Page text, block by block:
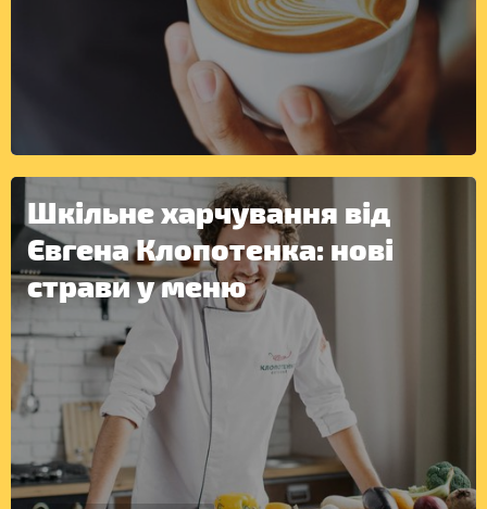
ІНШЕ
Шкільне харчування від
Євгена Клопотенка: нові
страви у меню